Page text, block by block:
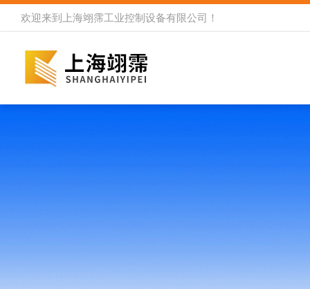
欢迎来到 上海翊霈工业控制设备有限公司 ！